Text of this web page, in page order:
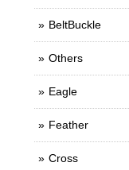
BeltBuckle
Others
Eagle
Feather
Cross